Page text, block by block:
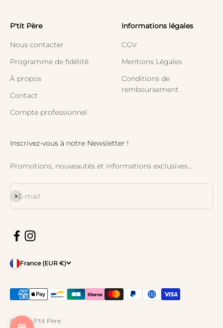
P'tit Père
Nous contacter
Programme de fidélité
À propos
Contact
Compte professionnel
Informations légales
CGV
Mentions Légales
Conditions de
remboursement
Inscrivez-vous à notre Newsletter !
Promotions, nouveautés et informations exclusives...
E-mail
S'inscrire
France (EUR €)
© 2026, P'tit Père.